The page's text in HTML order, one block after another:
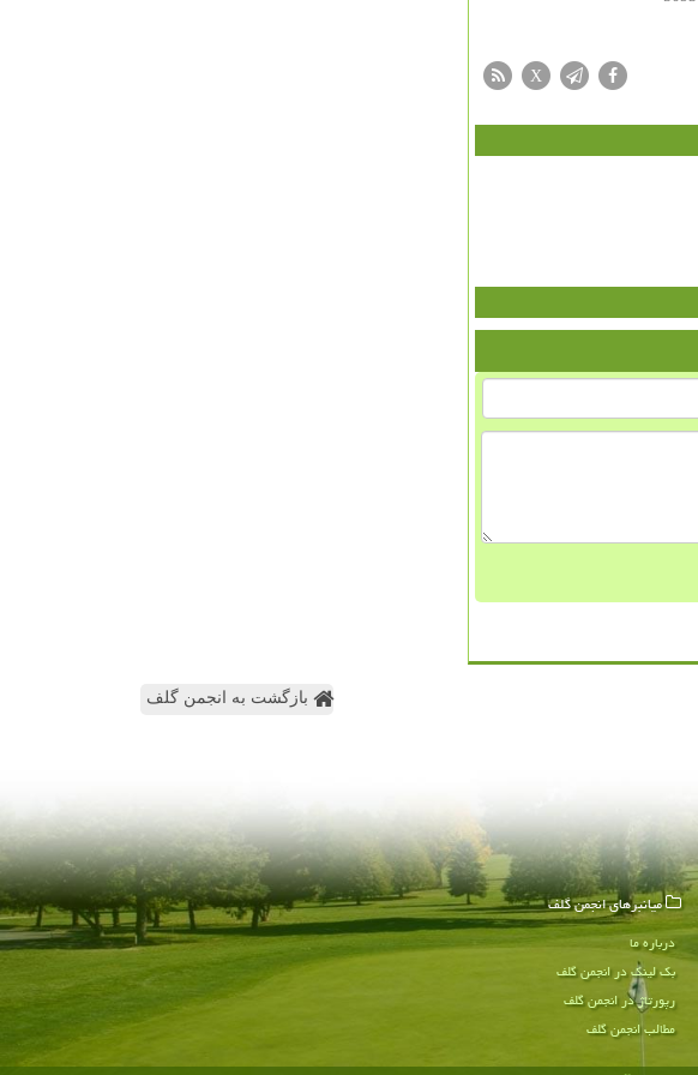
X
بازگشت به انجمن گلف
میانبرهای انجمن گلف
درباره ما
بک لینک در انجمن گلف
رپورتاژ در انجمن گلف
مطالب انجمن گلف